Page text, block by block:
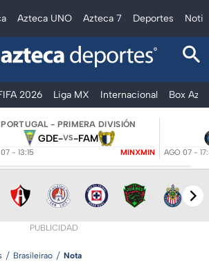
Azteca UNO Azteca 7 Deportes
2026 Liga MX Internacional Box
PORTUGAL - PRIMERA DIVISIÓN
GDE-VS-FAM
- 13:15 MINXMIN AGO 07 -
PUBLICIDAD
Brasileirao Nota